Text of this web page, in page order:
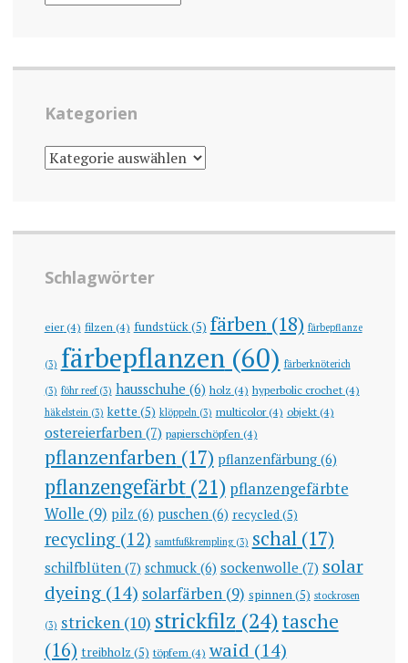
Kategorien
KATEGORIEN
Schlagwörter
eier(4) filzen (4) fundstück(5) färben(18) färbepflanze
(3) färbepflanzen(60) färberknöterich
(3) föhr reef(3) hausschuhe (6) holz (4) hyperbolic crochet(4)
häkelstein (3) kette (5) klöppeln (3) multicolor(4) objekt(4)
ostereierfarben(7) papierschöpfen (4)
pflanzenfarben(17) pflanzenfärbung(6)
pflanzengefärbt(21) pflanzengefärbte
Wolle (9) pilz (6) puschen(6) recycled(5)
recycling(12) samtfußkrempling(3) schal(17)
schilfblüten(7) schmuck(6) sockenwolle(7) solar
dyeing(14) solarfärben(9) spinnen(5) stockrosen
(3) stricken(10) strickfilz (24)tasche
(16) treibholz (5) töpfern (4) waid (14)